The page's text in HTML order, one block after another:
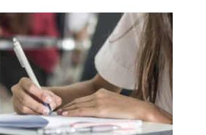
KITABXANASI